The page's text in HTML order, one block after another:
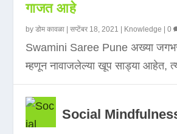
गाजत आहे
byडोम कावळा |सप्टेंबर 18, 2021 Knowledge |0
Swamini Saree Pune अख्या
म्हणून नावाजलेल्या खूप साड्या आहेत,
Social